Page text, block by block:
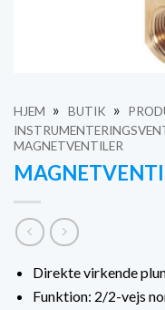
HJEM » BUTIK »
MAGNETVENTILER
Direkte virkende
Funktion: 2/2-vejs